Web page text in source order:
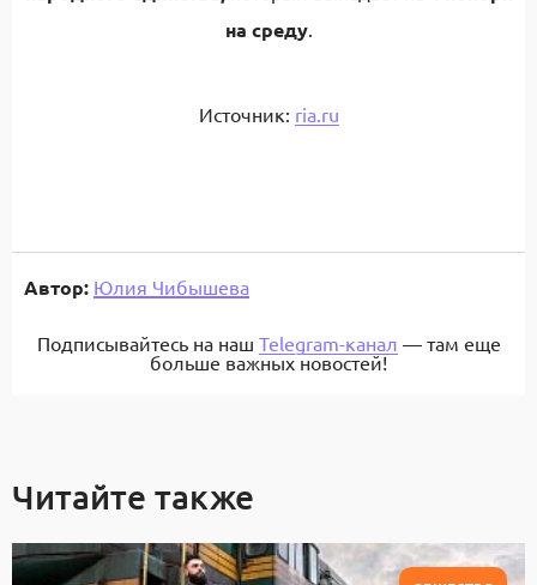
на среду.
Источник: ria.ru
Автор: Юлия Чибышева
Подписывайтесь на наш Telegram-канал — там еще
больше важных новостей!
Читайте также